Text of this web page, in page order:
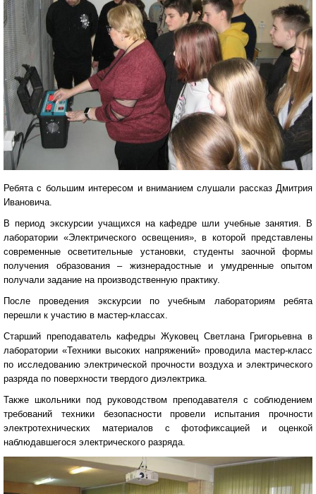
Ребята с большим интересом и вниманием слушали рассказ Дмитрия
Ивановича.
В период экскурсии учащихся на кафедре шли учебные занятия. В
лаборатории «Электрического освещения», в которой представлены
современные осветительные установки, студенты заочной формы
получения образования – жизнерадостные и умудренные опытом
получали задание на производственную практику.
После проведения экскурсии по учебным лабораториям ребята
перешли к участию в мастер-классах.
Старший преподаватель кафедры Жуковец Светлана Григорьевна в
лаборатории «Техники высоких напряжений» проводила мастер-класс
по исследованию электрической прочности воздуха и электрического
разряда по поверхности твердого диэлектрика.
Также школьники под руководством преподавателя с соблюдением
требований техники безопасности провели испытания прочности
электротехнических материалов с фотофиксацией и оценкой
наблюдавшегося электрического разряда.